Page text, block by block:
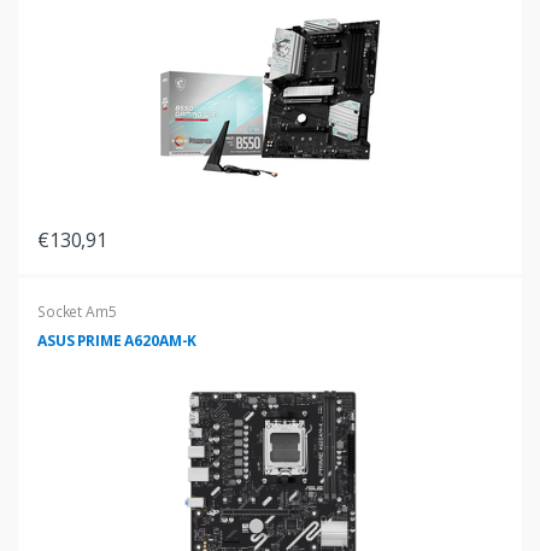
€130,91
Socket Am5
ASUS PRIME A620AM-K